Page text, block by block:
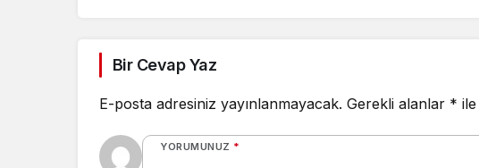
Bir Cevap Yaz
E-posta adresiniz yayınlanmayacak. Gerekli alanlar *
YORUMUNUZ *